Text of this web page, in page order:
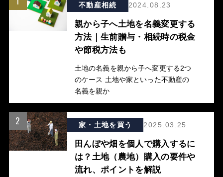
不動産相続 2024.08.23
親から子へ土地を名義変更する
方法｜生前贈与・相続時の税金
や節税方法も
土地の名義を親から子へ変更する2つ
のケース 土地や家といった不動産の
名義を親か
2 家・土地を買う 2025.03.25
田んぼや畑を個人で購入するに
は？土地（農地）購入の要件や
流れ、ポイントを解説